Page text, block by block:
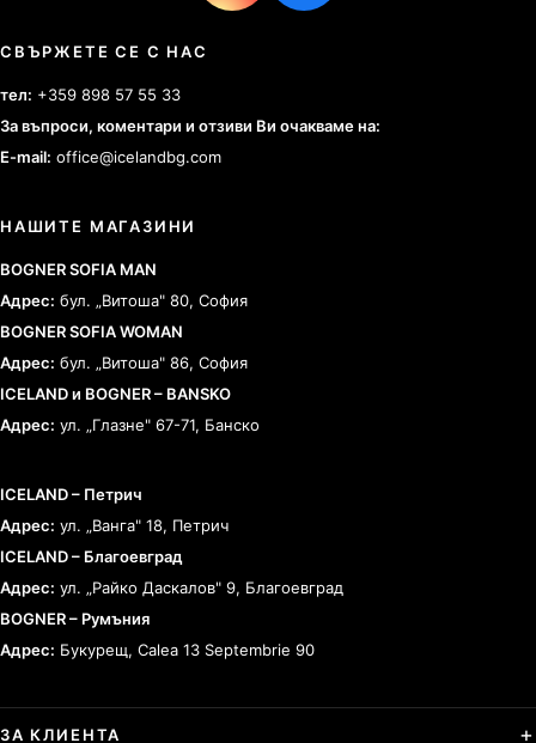
СВЪРЖЕТЕ СЕ С НАС
тел: +359 898 57 55 33
За въпроси, коментари и отзиви Ви очакваме на:
E-mail: office@icelandbg.com
НАШИТЕ МАГАЗИНИ
BOGNER SOFIA MAN
Адрес: бул. „Витоша" 80, София
BOGNER SOFIA WOMAN
Адрес: бул. „Витоша" 86, София
ICELAND и BOGNER – BANSKO
Адрес: ул. „Глазне" 67-71, Банско
ICELAND – Петрич
Адрес: ул. „Ванга" 18, Петрич
ICELAND – Благоевград
Адрес: ул. „Райко Даскалов" 9, Благоевград
BOGNER – Румъния
Адрес: Букурещ, Calea 13 Septembrie 90
ЗА КЛИЕНТА